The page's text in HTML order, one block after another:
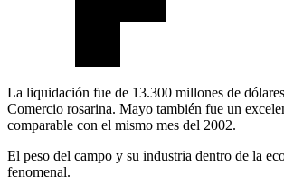
La liquidación fue de 13.300 millones de
Comercio rosarina. Mayo también fue un
comparable con el mismo mes del 2002.
El peso del campo y su industria dentro de la
fenomenal.